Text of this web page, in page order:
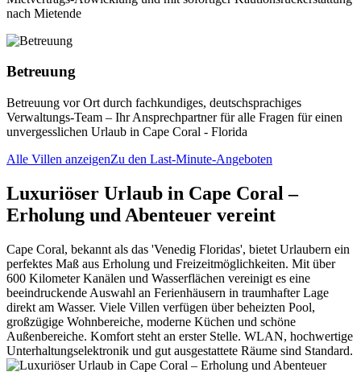
nach Mietende
Betreuung
Betreuung vor Ort durch fachkundiges, deutschsprachiges
Verwaltungs-Team – Ihr Ansprechpartner für alle Fragen für einen
unvergesslichen Urlaub in Cape Coral - Florida
Alle Villen anzeigenZu den Last-Minute-Angeboten
Luxuriöser Urlaub in Cape Coral –
Erholung und Abenteuer vereint
Cape Coral, bekannt als das 'Venedig Floridas', bietet Urlaubern ein
perfektes Maß aus Erholung und Freizeitmöglichkeiten. Mit über
600 Kilometer Kanälen und Wasserflächen vereinigt es eine
beeindruckende Auswahl an Ferienhäusern in traumhafter Lage
direkt am Wasser. Viele Villen verfügen über beheizten Pool,
großzügige Wohnbereiche, moderne Küchen und schöne
Außenbereiche. Komfort steht an erster Stelle. WLAN, hochwertige
Unterhaltungselektronik und gut ausgestattete Räume sind Standard.